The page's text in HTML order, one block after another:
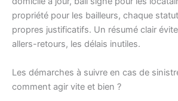
propriété pour les bailleurs, chaque
propres justificatifs. Un résumé clair
allers-retours, les délais inutiles.
Les démarches à suivre en cas de
comment agir vite et bien ?